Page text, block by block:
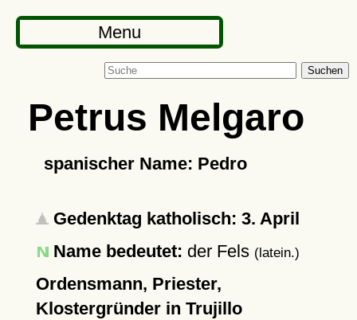
Menu
Suchen
Petrus Melgaro
spanischer Name: Pedro
Gedenktag katholisch: 3. April
Name bedeutet: der Fels (latein.)
Ordensmann, Priester,
Klostergründer in Trujillo